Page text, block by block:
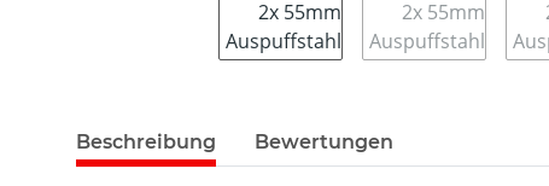
Beschreibung Bewertungen